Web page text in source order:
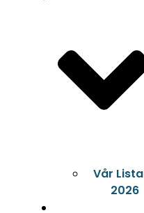
Vår Lista
2026